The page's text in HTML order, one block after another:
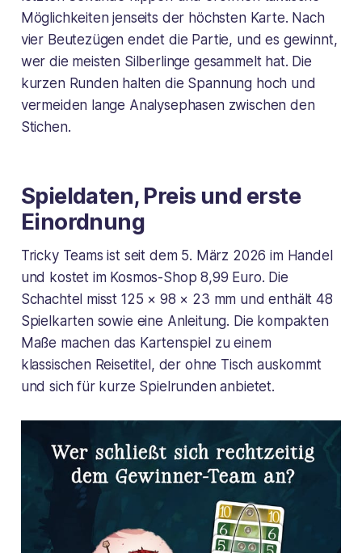
Möglichkeiten jenseits der höchsten Karte. Nach
vier Beutezügen endet die Partie, und es gewinnt,
wer die meisten Silberlinge gesammelt hat. Die
kurzen Runden halten die Spannung hoch und
vermeiden lange Analysephasen zwischen den
Stichen.
Spieldaten, Preis und erste
Einordnung
Tricky Teams ist seit dem 5. März 2026 im Handel
und kostet im Kosmos-Shop 8,99 Euro. Die
Schachtel misst 125 × 98 × 23 mm und enthält 48
Spielkarten sowie eine Anleitung. Die kompakten
Maße machen das Kartenspiel zu einem
klassischen Reisetitel, der ohne Tisch auskommt
und sich für kurze Spielrunden anbietet.